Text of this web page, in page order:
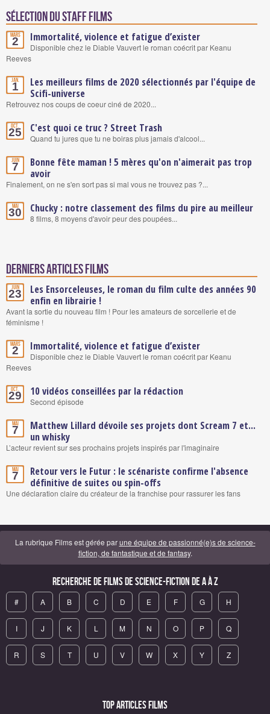
Sélection du staff Films
Mars
2 Immortalité, violence et fatigue d’exister
Disponible chez le Diable Vauvert le roman coécrit par Keanu
Reeves
Jan.
1
Les meilleurs films de 2020 sélectionnés par l'équipe de
Scifi-universe
Retrouvez nos coups de coeur ciné de 2020...
Oct.
25 C'est quoi ce truc ? Street Trash
Quand tu jures que tu ne boiras plus jamais d'alcool...
Juin
7
Bonne fête maman ! 5 mères qu'on n'aimerait pas trop
avoir
Finalement, on ne s'en sort pas si mal vous ne trouvez pas ?...
Mai
30 Chucky : notre classement des films du pire au meilleur
8 films, 8 moyens d'avoir peur des poupées...
Derniers articles Films
Juin
23
Les Ensorceleuses, le roman du film culte des années 90
enfin en librairie !
Avant la sortie du nouveau film ! Pour les amateurs de sorcellerie et de
féminisme !
Mars
2 Immortalité, violence et fatigue d’exister
Disponible chez le Diable Vauvert le roman coécrit par Keanu
Reeves
Oct.
29 10 vidéos conseillées par la rédaction
Second épisode
Mai
7
Matthew Lillard dévoile ses projets dont Scream 7 et...
un whisky
L’acteur revient sur ses prochains projets inspirés par l'imaginaire
Mai
7
Retour vers le Futur : le scénariste confirme l'absence
définitive de suites ou spin-offs
Une déclaration claire du créateur de la franchise pour rassurer les fans
La rubrique Films est gérée parune équipe de passionné(e)s de science-
fiction, de fantastique et de fantasy.
Recherche de Films de science-fiction de A à Z
# A B C D E F G H
I J K L M N O P Q
R S T U V W X Y Z
Top articles Films